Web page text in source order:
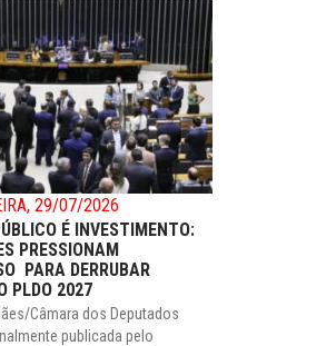
29/07/2026
É INVESTIMENTO:
PRESSIONAM
PARA DERRUBAR
PLDO 2027
Câmara dos Deputados
publicada pelo